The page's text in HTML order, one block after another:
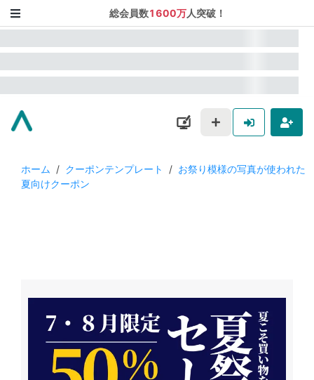
総会員数1600万人突破！
ホーム / クーポンテンプレート / お祭り模様の写真が使われた
夏向けクーポン